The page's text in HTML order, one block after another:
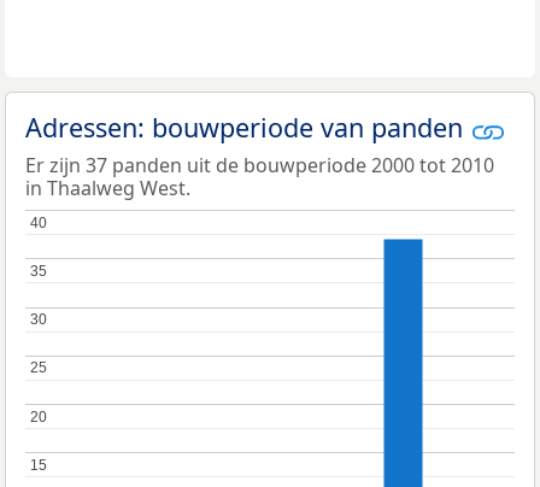
Adressen: bouwperiode van panden
Er zijn 37 panden uit de bouwperiode 2000 tot 2010
in Thaalweg West.
15
15
20
20
25
25
30
30
35
35
40
40